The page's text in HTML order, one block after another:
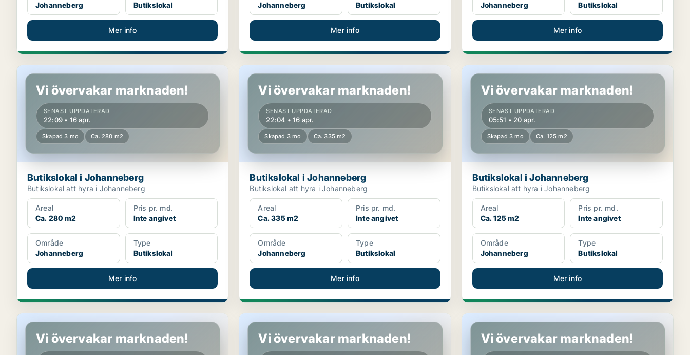
Johanneberg
Butikslokal
Mer info
Johanneberg
Butikslokal
Mer info
Johanneberg
Butikslokal
Mer info
Butikslokal i Johanneberg
Vi övervakar marknaden!
SENAST UPPDATERAD
22:09 • 16 apr.
Skapad 3 mo Ca. 280 m2
Butikslokal i Johanneberg
Butikslokal att hyra i Johanneberg
Areal
Ca. 280 m2
Pris pr. md.
Inte angivet
Område
Johanneberg
Type
Butikslokal
Mer info
Butikslokal i Johanneberg
Vi övervakar marknaden!
SENAST UPPDATERAD
22:04 • 16 apr.
Skapad 3 mo Ca. 335 m2
Butikslokal i Johanneberg
Butikslokal att hyra i Johanneberg
Areal
Ca. 335 m2
Pris pr. md.
Inte angivet
Område
Johanneberg
Type
Butikslokal
Mer info
Butikslokal i Johanneberg
Vi övervakar marknaden!
SENAST UPPDATERAD
05:51 • 20 apr.
Skapad 3 mo Ca. 125 m2
Butikslokal i Johanneberg
Butikslokal att hyra i Johanneberg
Areal
Ca. 125 m2
Pris pr. md.
Inte angivet
Område
Johanneberg
Type
Butikslokal
Mer info
Butikslokal i Johanneberg
Vi övervakar marknaden!
Butikslokal i Johanneberg
Vi övervakar marknaden!
Butikslokal i Johanneberg
Vi övervakar marknaden!